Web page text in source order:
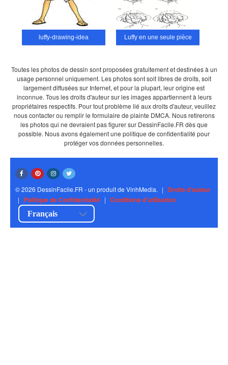
luffy-drawing-idea Luffy en une seule pièce
Toutes les photos de dessin sont proposées gratuitement et destinées à un
usage personnel uniquement. Les photos sont soit libres de droits, soit
largement diffusées sur Internet, et pour la plupart, leur origine est
inconnue. Tous les droits d'auteur sur les images appartiennent à leurs
propriétaires respectifs. Pour tout problème lié aux droits d'auteur, veuillez
nous contacter ou remplir le formulaire de plainte DMCA. Nous retirerons
les photos qui ne devraient pas figurer sur DessinFacile.FR dès que
possible. Nous avons également une politique de confidentialité pour
protéger vos données personnelles.
© 2026 DessinFacile.FR - un produit de VinhMedia. | Droits d'auteur
| Politique de Confidentialité | Conditions d'utilisation
Français